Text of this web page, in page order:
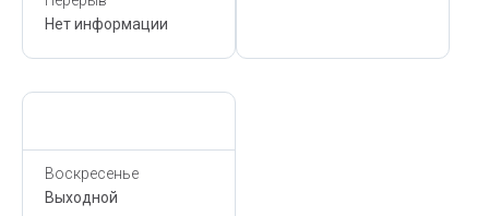
Нет информации
Воскресенье
Выходной